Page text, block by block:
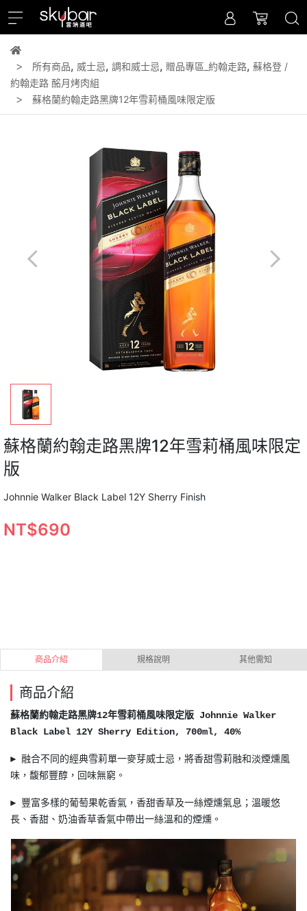
所有商品, 威士忌, 調和威士忌, 贈品專區_約翰走路, 蘇格登 /
約翰走路 酩月烤肉組
蘇格蘭約翰走路黑牌12年雪莉桶風味限定版
蘇格蘭約翰走路黑牌12年雪莉桶風味限定
版
Johnnie Walker Black Label 12Y Sherry Finish
NT$690
商品介紹 規格說明 其他需知
商品介紹
蘇格蘭約翰走路黑牌12年雪莉桶風味限定版 Johnnie Walker
Black Label 12Y Sherry Edition, 700ml, 40%
► 融合不同的經典雪莉單一麥芽威士忌，將香甜雪莉融和淡煙燻風
味，馥郁豐醇，回味無窮。
► 豐富多樣的葡萄果乾香氣，香甜香草及一絲煙燻氣息；溫暖悠
長、香甜、奶油香草香氣中帶出一絲溫和的煙燻。